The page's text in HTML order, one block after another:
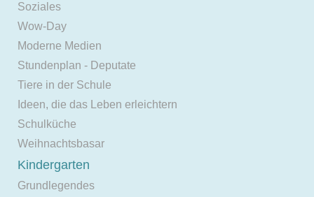
Soziales
Wow-Day
Moderne Medien
Stundenplan - Deputate
Tiere in der Schule
Ideen, die das Leben erleichtern
Schulküche
Weihnachtsbasar
Kindergarten
Grundlegendes